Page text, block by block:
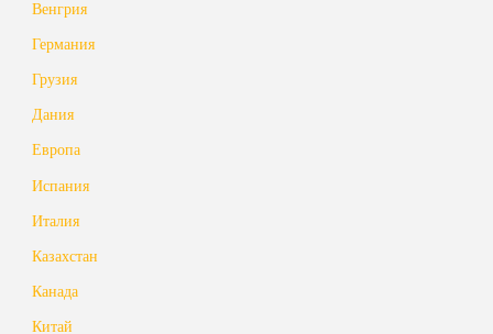
Венгрия
Германия
Грузия
Дания
Европа
Испания
Италия
Казахстан
Канада
Китай